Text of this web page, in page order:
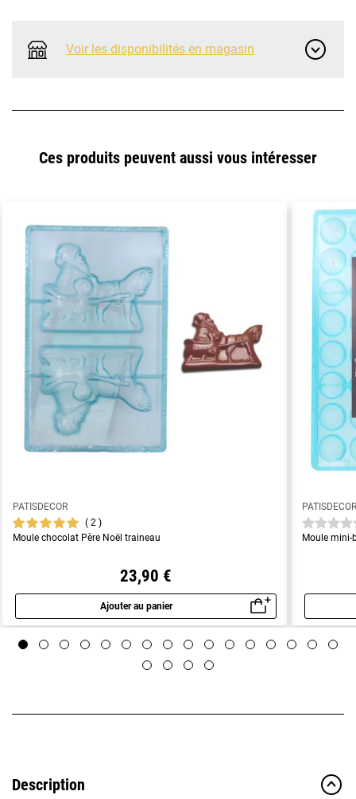
Voir les disponibilités en magasin
Ces produits peuvent aussi vous intéresser
PATISDECOR
2
Moule chocolat Père Noël traineau
23,90 €
Ajouter au panier
Aperçu rapide
Moule
Description